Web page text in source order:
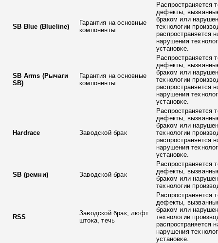
SB Blue (Blueline)
Гарантия на основные
компоненты
Распространяется
дефекты,
браком или
технологии
распространяется
нарушения
установке.
SB Arms (Рычаги
SB)
Гарантия на основные
компоненты
Распространяется
дефекты,
браком или
технологии
распространяется
нарушения
установке.
Hardrace Заводской брак
Распространяется
дефекты,
браком или
технологии
распространяется
нарушения
установке.
SB (ремни) Заводской брак
Распространяется
дефекты,
браком или
технологии
RSS
Заводской брак, люфт
штока, течь
Распространяется
дефекты,
браком или
технологии
распространяется
нарушения
установке.